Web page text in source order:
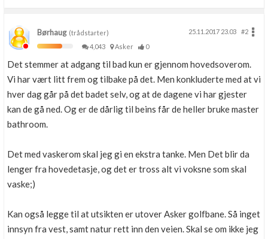
Børhaug(trådstarter) 25.11.2017 23.03
#2
4,043
Asker 0
Det stemmer at adgang til bad kun er gjennom hovedsoverom.
Vi har vært litt frem og tilbake på det. Men konkluderte med at vi
hver dag går på det badet selv, og at de dagene vi har gjester
kan de gå ned. Og er de dårlig til beins får de heller bruke master
bathroom.
Det med vaskerom skal jeg gi en ekstra tanke. Men Det blir da
lenger fra hovedetasje, og det er tross alt vi voksne som skal
vaske;)
Kan også legge til at utsikten er utover Asker golfbane. Så inget
innsyn fra vest, samt natur rett inn den veien. Skal se om ikke jeg